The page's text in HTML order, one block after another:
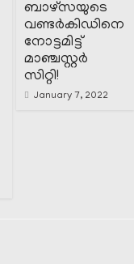
ബാഴ്‌സയുടെ
വണ്ടർകിഡിനെ
നോട്ടമിട്ട്
മാഞ്ചസ്റ്റർ
സിറ്റി!
January 7, 2022